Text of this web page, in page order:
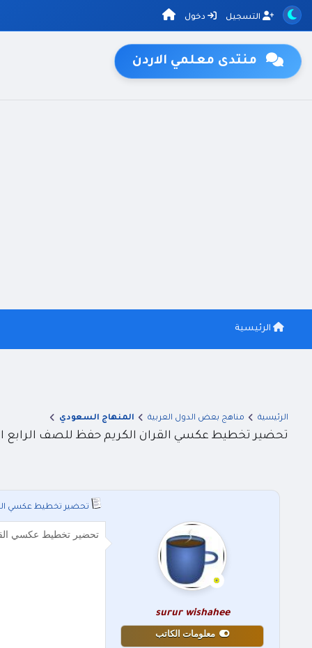
التسجيل دخول
منتدى معلمي الاردن
الرئيسية
الرئيسية مناهج بعض الدول العربية المنهاج السعودي
تحضير تخطيط عكسي القران الكريم حفظ للصف الرابع
تحضير تخطيط عكسي
surur wishahee
معلومات الكاتب
تحضير تخطيط عكسي